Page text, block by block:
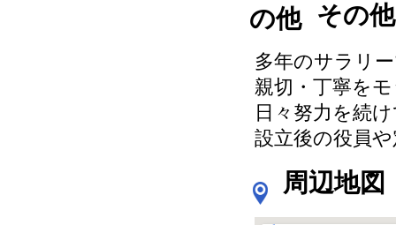
その他
多年のサラリ
親切・丁寧を
日々努力を続
設立後の役員
周辺地図